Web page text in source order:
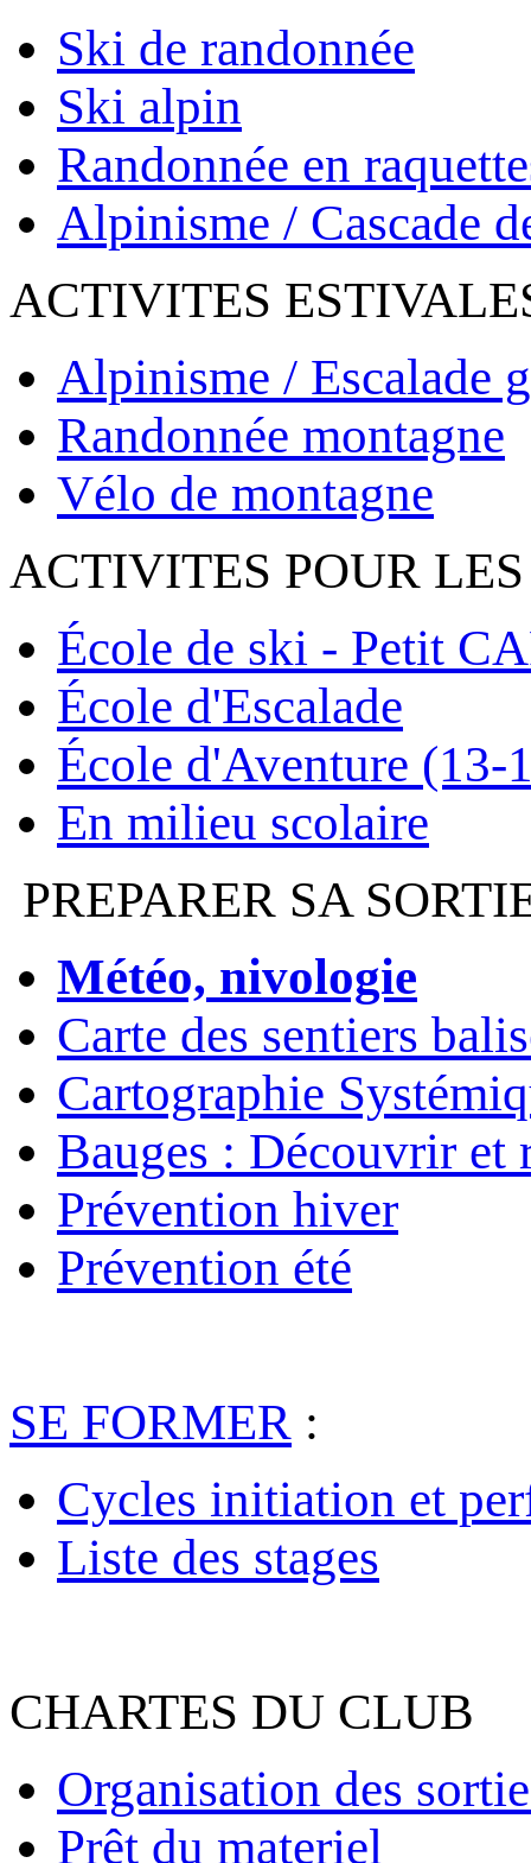
Ski de randonnée
Ski alpin
Randonnée en
Alpinisme / Cascade
ACTIVITES
Alpinisme / Escalade
Randonnée montagne
Vélo de montagne
ACTIVITES POUR
École de ski - Petit
École d'Escalade
École d'Aventure (13-
En milieu scolaire
PREPARER SA
Météo, nivologie
Carte des sentiers
Cartographie
Bauges : Découvrir et
Prévention hiver
Prévention été
SE FORMER :
Cycles initiation et
Liste des stages
CHARTES DU CLUB
Organisation des
Prêt du materiel